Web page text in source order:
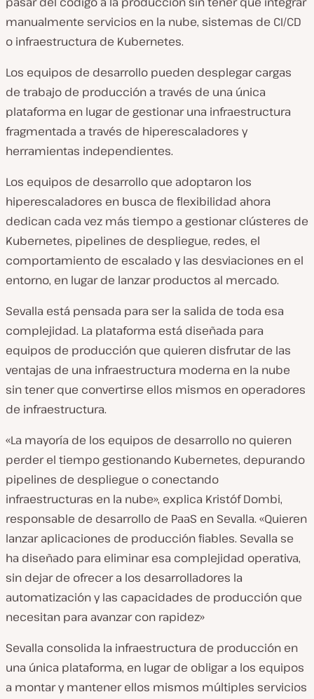
manualmente servicios en la nube, sistemas de CI/CD
o infraestructura de Kubernetes.
Los equipos de desarrollo pueden desplegar cargas
de trabajo de producción a través de una única
plataforma en lugar de gestionar una infraestructura
fragmentada a través de hiperescaladores y
herramientas independientes.
Los equipos de desarrollo que adoptaron los
hiperescaladores en busca de flexibilidad ahora
dedican cada vez más tiempo a gestionar clústeres de
Kubernetes, pipelines de despliegue, redes, el
comportamiento de escalado y las desviaciones en el
entorno, en lugar de lanzar productos al mercado.
Sevalla está pensada para ser la salida de toda esa
complejidad. La plataforma está diseñada para
equipos de producción que quieren disfrutar de las
ventajas de una infraestructura moderna en la nube
sin tener que convertirse ellos mismos en operadores
de infraestructura.
«La mayoría de los equipos de desarrollo no quieren
perder el tiempo gestionando Kubernetes, depurando
pipelines de despliegue o conectando
infraestructuras en la nube», explica Kristóf Dombi,
responsable de desarrollo de PaaS en Sevalla. «Quieren
lanzar aplicaciones de producción fiables. Sevalla se
ha diseñado para eliminar esa complejidad operativa,
sin dejar de ofrecer a los desarrolladores la
automatización y las capacidades de producción que
necesitan para avanzar con rapidez»
Sevalla consolida la infraestructura de producción en
una única plataforma, en lugar de obligar a los equipos
a montar y mantener ellos mismos múltiples servicios